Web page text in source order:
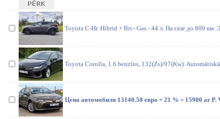
Toyota C-Hr. Hibrid + Brc- Gas - 44 л. На газе до 800 км.
Toyota Corolla, 1.6 benzīns, 132(Zs)/97(Kw).
Цена автомобиля 13140.50 евро + 21 % = 15900 ar P.